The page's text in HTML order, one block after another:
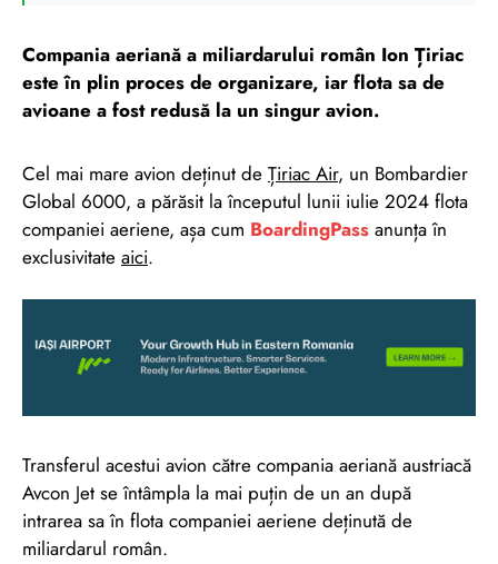
Compania aeriană a miliardarului român Ion Țiriac
este în plin proces de organizare, iar flota sa de
avioane a fost redusă la un singur avion.
Cel mai mare avion deținut de Țiriac Air, un Bombardier
Global 6000, a părăsit la începutul lunii iulie 2024 flota
companiei aeriene, așa cum BoardingPass anunța în
exclusivitate aici.
Transferul acestui avion către compania aeriană austriacă
Avcon Jet se întâmpla la mai puțin de un an după
intrarea sa în flota companiei aeriene deținută de
miliardarul român.